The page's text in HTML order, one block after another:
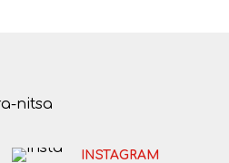
INSTAGRAM